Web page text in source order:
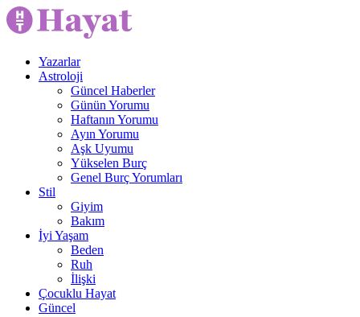
Yazarlar
Astroloji
Güncel Haberler
Günün Yorumu
Haftanın Yorumu
Ayın Yorumu
Aşk Uyumu
Yükselen Burç
Genel Burç Yorumları
Stil
Giyim
Bakım
İyi Yaşam
Beden
Ruh
İlişki
Çocuklu Hayat
Güncel